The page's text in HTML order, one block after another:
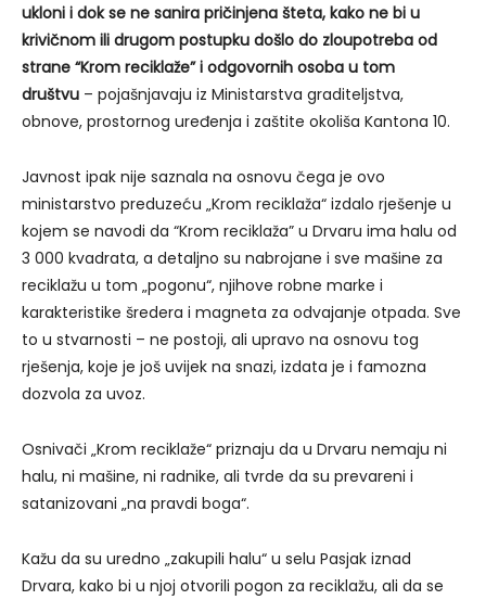
ukloni i dok se ne sanira pričinjena šteta, kako ne bi u
krivičnom ili drugom postupku došlo do zloupotreba od
strane “Krom reciklaže” i odgovornih osoba u tom
društvu – pojašnjavaju iz Ministarstva graditeljstva,
obnove, prostornog uređenja i zaštite okoliša Kantona 10.
Javnost ipak nije saznala na osnovu čega je ovo
ministarstvo preduzeću „Krom reciklaža“ izdalo rješenje u
kojem se navodi da “Krom reciklaža” u Drvaru ima halu od
3 000 kvadrata, a detaljno su nabrojane i sve mašine za
reciklažu u tom „pogonu“, njihove robne marke i
karakteristike šredera i magneta za odvajanje otpada. Sve
to u stvarnosti – ne postoji, ali upravo na osnovu tog
rješenja, koje je još uvijek na snazi, izdata je i famozna
dozvola za uvoz.
Osnivači „Krom reciklaže“ priznaju da u Drvaru nemaju ni
halu, ni mašine, ni radnike, ali tvrde da su prevareni i
satanizovani „na pravdi boga“.
Kažu da su uredno „zakupili halu“ u selu Pasjak iznad
Drvara, kako bi u njoj otvorili pogon za reciklažu, ali da se